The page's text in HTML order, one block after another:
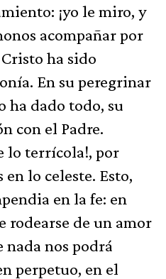
¡yo le miro, y
acompañar por
ha sido
En su peregrinar
ha dado todo, su
con el Padre.
lo terrícola!, por
lo celeste. Esto,
en la fe: en
rodearse de un amor
nada nos podrá
perpetuo, en el